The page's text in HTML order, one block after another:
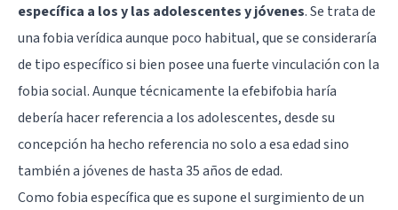
específica a los y las adolescentes y jóvenes. Se trata de
una fobia verídica aunque poco habitual, que se consideraría
de tipo específico si bien posee una fuerte vinculación con la
fobia social. Aunque técnicamente la efebifobia haría
debería hacer referencia a los adolescentes, desde su
concepción ha hecho referencia no solo a esa edad sino
también a jóvenes de hasta 35 años de edad.
Como fobia específica que es supone el surgimiento de un